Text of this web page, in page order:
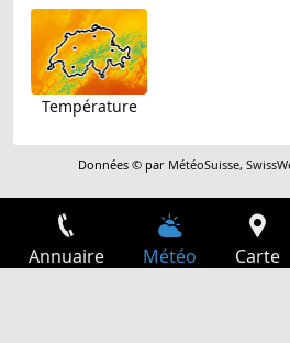
Température
Données © par MétéoSuisse,
Annuaire Météo Carte